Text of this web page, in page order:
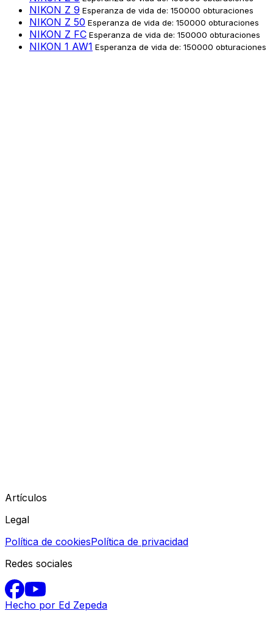
NIKON Z 9 Esperanza de vida de: 150000 obturaciones
NIKON Z 50 Esperanza de vida de: 150000 obturaciones
NIKON Z FC Esperanza de vida de: 150000 obturaciones
NIKON 1 AW1 Esperanza de vida de: 150000 obturaciones
Artículos
Legal
Política de cookiesPolítica de privacidad
Redes sociales
Hecho por Ed Zepeda